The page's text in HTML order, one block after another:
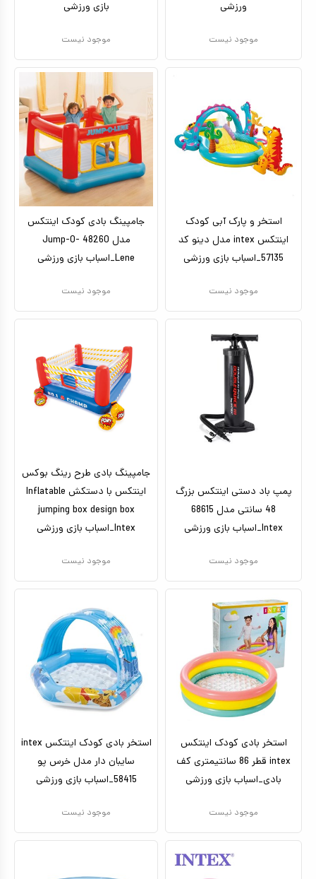
ورزشی
موجود نیست
بازی ورزشی
موجود نیست
استخر و پارک آبی کودک
اینتکس intex مدل دینو کد
57135_اسباب بازی ورزشی
موجود نیست
جامپینگ بادی کودک اینتکس
مدل 48260 Jump-O-
Lene_اسباب بازی ورزشی
موجود نیست
پمپ باد دستی اینتکس بزرگ
48 سانتی مدل 68615
Intex_اسباب بازی ورزشی
موجود نیست
جامپینگ بادی طرح رینگ بوکس
اینتکس با دستکش Inflatable
jumping box design box
Intex_اسباب بازی ورزشی
موجود نیست
استخر بادی کودک اینتکس
intex قطر 86 سانتیمتری کف
بادی_اسباب بازی ورزشی
موجود نیست
استخر بادی کودک اینتکس intex
سایبان دار مدل خرس پو
58415_اسباب بازی ورزشی
موجود نیست